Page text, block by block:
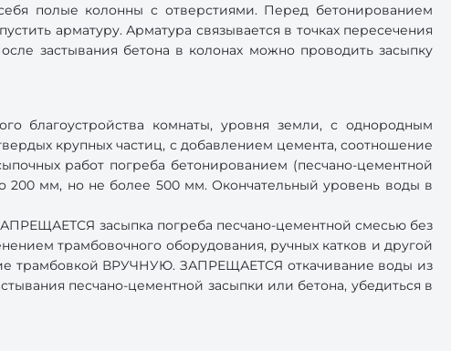
полые колонны с отверстиями. Перед бетонированием
арматуру. Арматура связывается в точках пересечения
застывания бетона в колонах можно проводить засыпку
благоустройства комнаты, уровня земли, с однородным
крупных частиц, с добавлением цемента, соотношение
работ погреба бетонированием (песчано-цементной
200 мм, но не более 500 мм. Окончательный уровень воды в
засыпка погреба песчано-цементной смесью без
трамбовочного оборудования, ручных катков и другой
трамбовкой ВРУЧНУЮ. ЗАПРЕЩАЕТСЯ откачивание воды из
песчано-цементной засыпки или бетона, убедиться в